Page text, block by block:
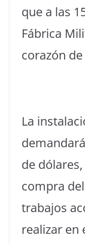
que a las
Fábrica
corazón de
La
de
compra
trabajos
realizar en